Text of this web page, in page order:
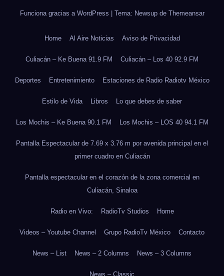
Funciona gracias a WordPress Tema: Newsup de Themeansar
Home Al Aire Noticias Aviso de Privacidad
Culiacán – Ke Buena 91.9 FM Culiacán – Los 40 92.9 FM
Deportes Entretenimiento Estaciones de Radio Radiotv México
Estilo de Vida Libros Lo que debes de saber
Los Mochis – Ke Buena 90.1 FM Los Mochis – LOS 40 94.1 FM
Pantalla Espectacular de 7.69 x 3.76 m por avenida principal en el
primer cuadro en Culiacán
Pantalla espectacular en el corazón de la zona comercial en
Culiacán, Sinaloa
Radio en Vivo: RadioTv Studios Home
Videos – Youtube Channel Grupo RadioTv México Contacto
News – List News – 2 Columns News – 3 Columns
News – Classic